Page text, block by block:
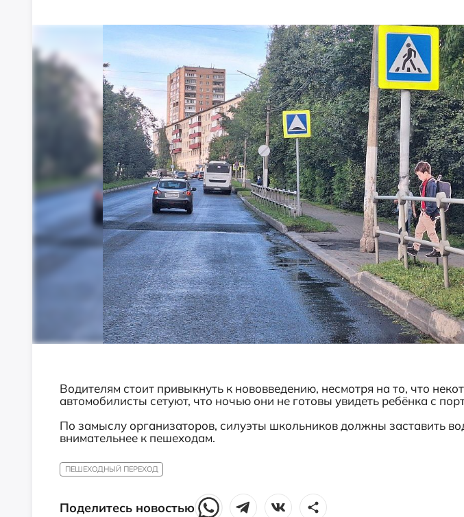
Водителям стоит привыкнуть к нововведению, несмотря на то, что
автомобилисты сетуют, что ночью они не готовы увидеть ребёнка с
По замыслу организаторов, силуэты школьников должны заставить
внимательнее к пешеходам.
ПЕШЕХОДНЫЙ ПЕРЕХОД
Поделитесь новостью